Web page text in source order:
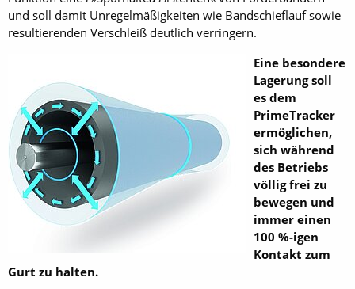
und soll damit Unregelmäßigkeiten wie Bandschieflauf sowie
resultierenden Verschleiß deutlich verringern.
Eine besondere
Lagerung soll
es dem
PrimeTracker
ermöglichen,
sich während
des Betriebs
völlig frei zu
bewegen und
immer einen
100 %-igen
Kontakt zum
Gurt zu halten.